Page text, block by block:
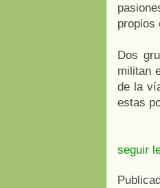
propios
Dos
militan
de la
estas
seguir